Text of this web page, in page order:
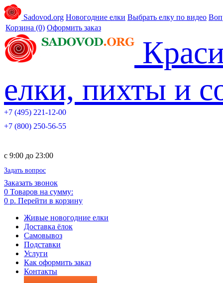
Sadovod.org Новогодние елки Выбрать елку по видео
Корзина (0) Оформить заказ
елки, пихты и
+7 (495) 221-12-00
+7 (800) 250-56-55
c 9:00 до 23:00
Задать вопрос
Заказать звонок
0 Товаров на сумму:
0 р. Перейти в корзину
Живые новогодние елки
Доставка ёлок
Самовывоз
Подставки
Услуги
Как оформить заказ
Контакты